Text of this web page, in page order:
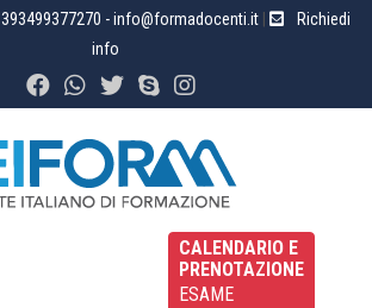
393499377270 - info@formadocenti.it
Richiedi
info
CALENDARIO E
PRENOTAZIONE
ESAME